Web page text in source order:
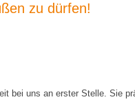
zu dürfen!
bei uns an erster Stelle. Sie